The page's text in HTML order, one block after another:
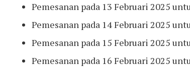
Pemesanan pada 13 Februari 2025
Pemesanan pada 14 Februari 2025
Pemesanan pada 15 Februari 2025
Pemesanan pada 16 Februari 2025